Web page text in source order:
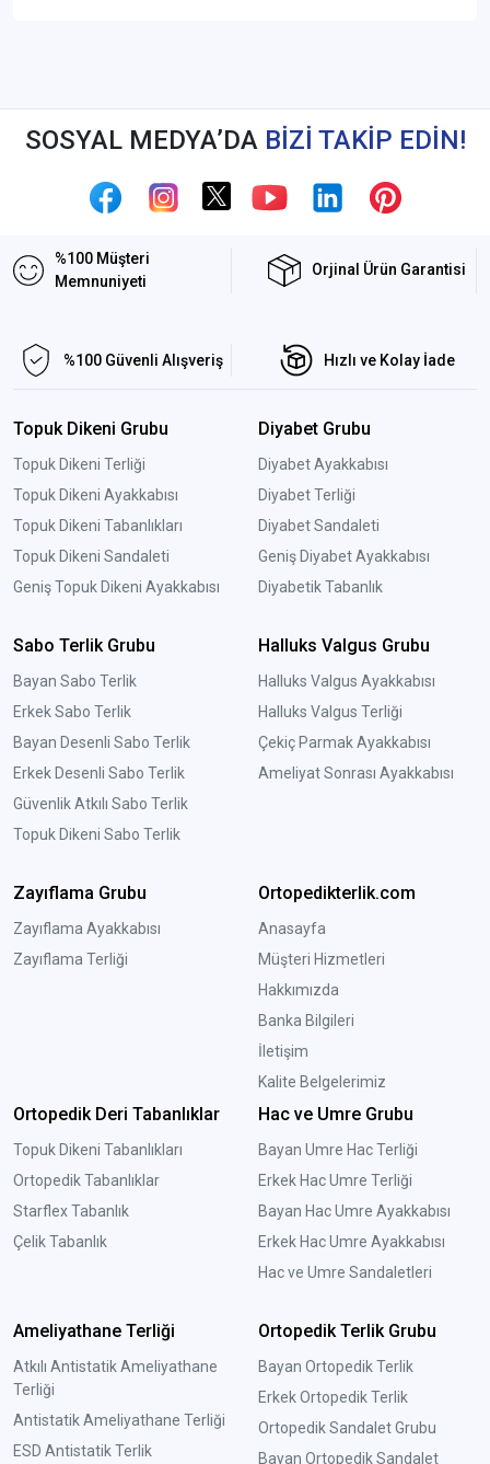
SOSYAL MEDYA’DA BİZİ TAKİP EDİN!
%100 Müşteri
Memnuniyeti
Orjinal Ürün Garantisi
%100 Güvenli Alışveriş Hızlı ve Kolay İade
Topuk Dikeni Grubu
Topuk Dikeni Terliği
Topuk Dikeni Ayakkabısı
Topuk Dikeni Tabanlıkları
Topuk Dikeni Sandaleti
Geniş Topuk Dikeni Ayakkabısı
Diyabet Grubu
Diyabet Ayakkabısı
Diyabet Terliği
Diyabet Sandaleti
Geniş Diyabet Ayakkabısı
Diyabetik Tabanlık
Sabo Terlik Grubu
Bayan Sabo Terlik
Erkek Sabo Terlik
Bayan Desenli Sabo Terlik
Erkek Desenli Sabo Terlik
Güvenlik Atkılı Sabo Terlik
Topuk Dikeni Sabo Terlik
Halluks Valgus Grubu
Halluks Valgus Ayakkabısı
Halluks Valgus Terliği
Çekiç Parmak Ayakkabısı
Ameliyat Sonrası Ayakkabısı
Zayıflama Grubu
Zayıflama Ayakkabısı
Zayıflama Terliği
Ortopedikterlik.com
Anasayfa
Müşteri Hizmetleri
Hakkımızda
Banka Bilgileri
İletişim
Kalite Belgelerimiz
Ortopedik Deri Tabanlıklar
Topuk Dikeni Tabanlıkları
Ortopedik Tabanlıklar
Starflex Tabanlık
Çelik Tabanlık
Hac ve Umre Grubu
Bayan Umre Hac Terliği
Erkek Hac Umre Terliği
Bayan Hac Umre Ayakkabısı
Erkek Hac Umre Ayakkabısı
Hac ve Umre Sandaletleri
Ameliyathane Terliği
Atkılı Antistatik Ameliyathane
Terliği
Antistatik Ameliyathane Terliği
ESD Antistatik Terlik
Ortopedik Terlik Grubu
Bayan Ortopedik Terlik
Erkek Ortopedik Terlik
Ortopedik Sandalet Grubu
Bayan Ortopedik Sandalet